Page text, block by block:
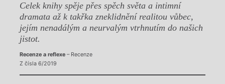
Celek knihy spěje přes spěch světa a intimní
dramata až k takřka zneklidnění realitou vůbec,
jejím nenadálým a neurvalým vtrhnutím do našich
jistot.
Recenze a reflexe– Recenze
Z čísla 6/2019